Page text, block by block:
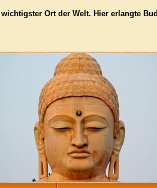
Ort der Welt. Hier erlangte